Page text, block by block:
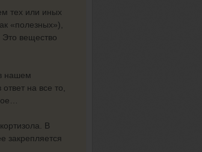
тех или иных
«полезных»),
вещество
нашем
на все то,
В
закрепляется